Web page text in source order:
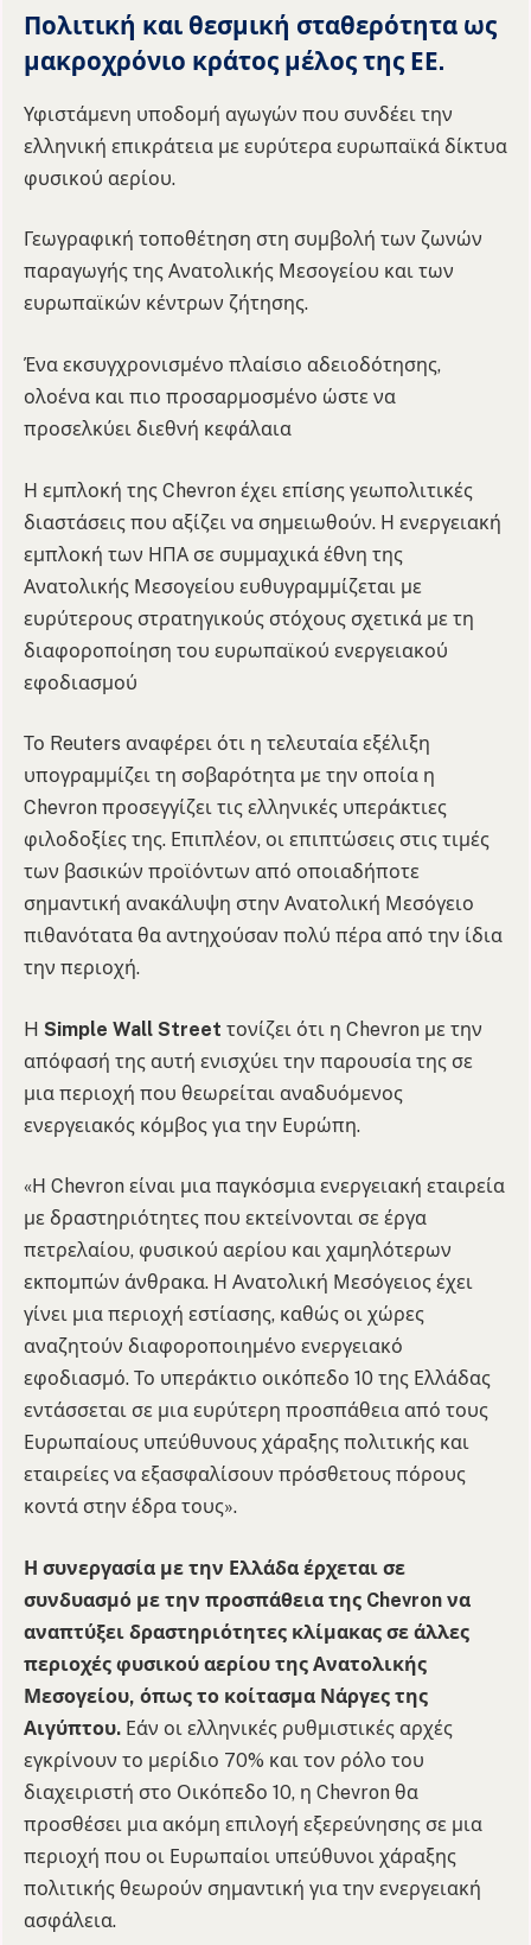
Πολιτική και θεσμική σταθερότητα ως
μακροχρόνιο κράτος μέλος της ΕΕ.
Υφιστάμενη υποδομή αγωγών που συνδέει την
ελληνική επικράτεια με ευρύτερα ευρωπαϊκά δίκτυα
φυσικού αερίου.
Γεωγραφική τοποθέτηση στη συμβολή των ζωνών
παραγωγής της Ανατολικής Μεσογείου και των
ευρωπαϊκών κέντρων ζήτησης.
Ένα εκσυγχρονισμένο πλαίσιο αδειοδότησης,
ολοένα και πιο προσαρμοσμένο ώστε να
προσελκύει διεθνή κεφάλαια
Η εμπλοκή της Chevron έχει επίσης γεωπολιτικές
διαστάσεις που αξίζει να σημειωθούν. Η ενεργειακή
εμπλοκή των ΗΠΑ σε συμμαχικά έθνη της
Ανατολικής Μεσογείου ευθυγραμμίζεται με
ευρύτερους στρατηγικούς στόχους σχετικά με τη
διαφοροποίηση του ευρωπαϊκού ενεργειακού
εφοδιασμού
Το Reuters αναφέρει ότι η τελευταία εξέλιξη
υπογραμμίζει τη σοβαρότητα με την οποία η
Chevron προσεγγίζει τις ελληνικές υπεράκτιες
φιλοδοξίες της. Επιπλέον, οι επιπτώσεις στις τιμές
των βασικών προϊόντων από οποιαδήποτε
σημαντική ανακάλυψη στην Ανατολική Μεσόγειο
πιθανότατα θα αντηχούσαν πολύ πέρα ​​από την ίδια
την περιοχή.
H Simple Wall Street τονίζει ότι η Chevron με την
απόφασή της αυτή ενισχύει την παρουσία της σε
μια περιοχή που θεωρείται αναδυόμενος
ενεργειακός κόμβος για την Ευρώπη.
«Η Chevron είναι μια παγκόσμια ενεργειακή εταιρεία
με δραστηριότητες που εκτείνονται σε έργα
πετρελαίου, φυσικού αερίου και χαμηλότερων
εκπομπών άνθρακα. Η Ανατολική Μεσόγειος έχει
γίνει μια περιοχή εστίασης, καθώς οι χώρες
αναζητούν διαφοροποιημένο ενεργειακό
εφοδιασμό. Το υπεράκτιο οικόπεδο 10 της Ελλάδας
εντάσσεται σε μια ευρύτερη προσπάθεια από τους
Ευρωπαίους υπεύθυνους χάραξης πολιτικής και
εταιρείες να εξασφαλίσουν πρόσθετους πόρους
κοντά στην έδρα τους».
Η συνεργασία με την Ελλάδα έρχεται σε
συνδυασμό με την προσπάθεια της Chevron να
αναπτύξει δραστηριότητες κλίμακας σε άλλες
περιοχές φυσικού αερίου της Ανατολικής
Μεσογείου, όπως το κοίτασμα Νάργες της
Αιγύπτου. Εάν οι ελληνικές ρυθμιστικές αρχές
εγκρίνουν το μερίδιο 70% και τον ρόλο του
διαχειριστή στο Οικόπεδο 10, η Chevron θα
προσθέσει μια ακόμη επιλογή εξερεύνησης σε μια
περιοχή που οι Ευρωπαίοι υπεύθυνοι χάραξης
πολιτικής θεωρούν σημαντική για την ενεργειακή
ασφάλεια.